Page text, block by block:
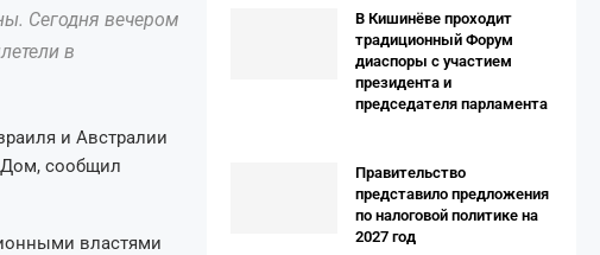
Сегодня вечером
в
и Австралии
сообщил
властями
В Кишинёве проходит
традиционный Форум
диаспоры с участием
президента и
председателя парламента
Правительство
представило предложения
по налоговой политике на
2027 год